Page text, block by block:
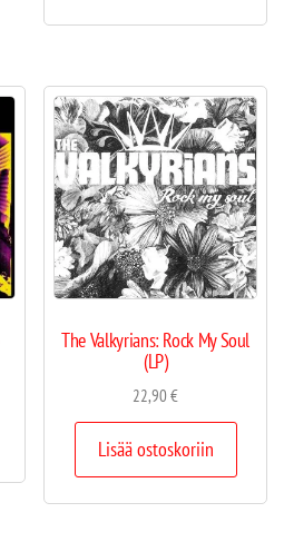
The Valkyrians: Rock My Soul
(LP)
22,90€
Lisää ostoskoriin